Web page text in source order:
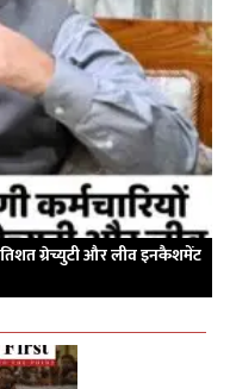
ग्रेच्युटी और लीव इनकैशमेंट